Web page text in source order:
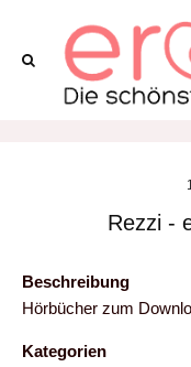
Rezzi -
Beschreibung
Hörbücher zum
Kategorien